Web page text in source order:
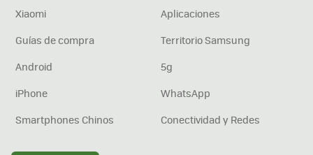
Xiaomi
Aplicaciones
Guías de compra
Territorio Samsung
Android
5g
iPhone
WhatsApp
Smartphones Chinos
Conectividad y Redes